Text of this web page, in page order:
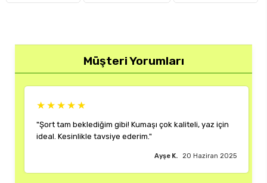
Müşteri Yorumları
gibi! Kumaşı çok kaliteli, yaz için
tavsiye ederim."
20 Haziran 2025
"Rengi ve kalıbı